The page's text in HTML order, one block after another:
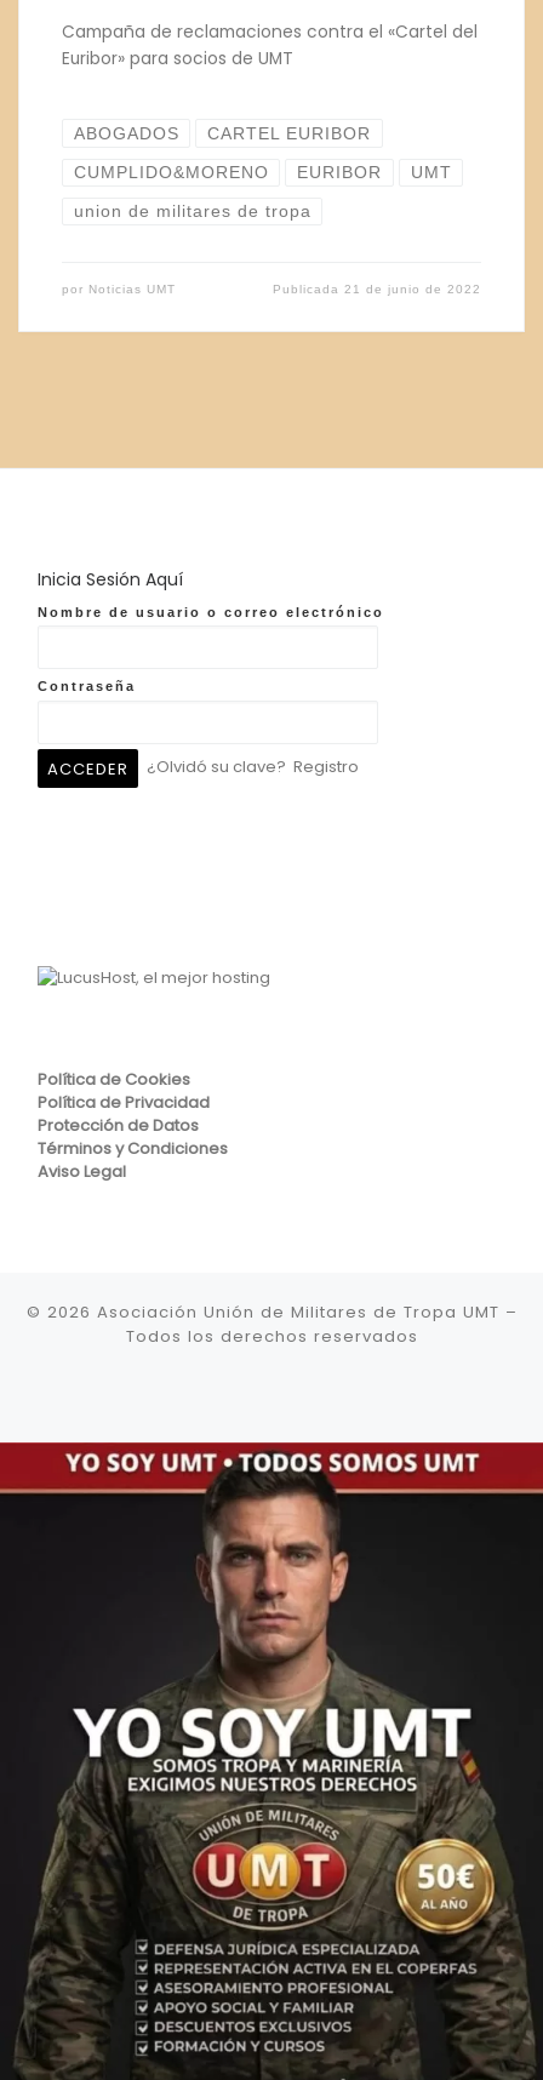
Campaña de reclamaciones contra el «Cartel del
Euribor» para socios de UMT
ABOGADOS CARTEL EURIBOR
CUMPLIDO&MORENO EURIBOR UMT
union de militares de tropa
por Noticias UMT Publicada21 de junio de 2022
Inicia Sesión Aquí
Nombre de usuario o correo electrónico
Contraseña
¿Olvidó su clave? Registro
Política de Cookies
Política de Privacidad
Protección de Datos
Términos y Condiciones
Aviso Legal
© 2026 Asociación Unión de Militares de Tropa UMT –
Todos los derechos reservados